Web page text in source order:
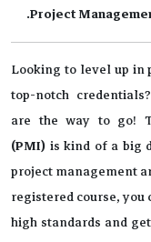
Project
Looking to level up
top-notch
are the way to
(PMI)is kind of a big
project management
registered course,
high standards and